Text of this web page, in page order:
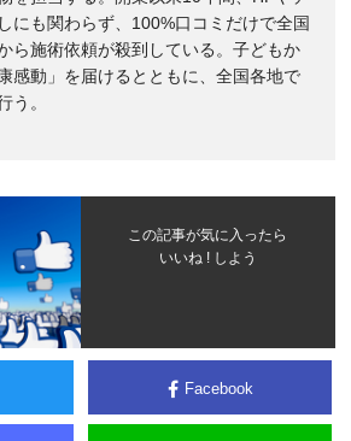
にも関わらず、100%口コミだけで全国
ら施術依頼が殺到している。子どもか
感動」を届けるとともに、全国各地で
う。
この記事が気に入ったら
いいね ! しよう
Facebook